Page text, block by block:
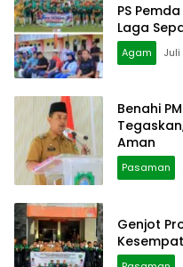
PS
Laga
Agam Juli
Benahi
Aman
Pasaman
Genjot